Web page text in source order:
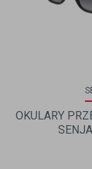
OKULARY